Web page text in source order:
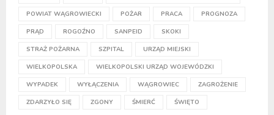
POWIAT WĄGROWIECKI POŻAR PRACA PROGNOZA
PRĄD ROGOŹNO SANPEID SKOKI
STRAŻ POŻARNA SZPITAL URZĄD MIEJSKI
WIELKOPOLSKA WIELKOPOLSKI URZĄD WOJEWÓDZKI
WYPADEK WYŁĄCZENIA WĄGROWIEC ZAGROŻENIE
ZDARZYŁO SIĘ ZGONY ŚMIERĆ ŚWIĘTO